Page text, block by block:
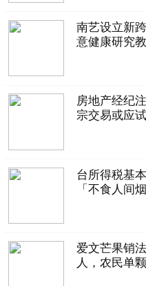
南艺设立新
意健康研究
房地产经纪
宗交易或应试
台所得税基
「不食人间烟
爱文芒果销
人，农民单